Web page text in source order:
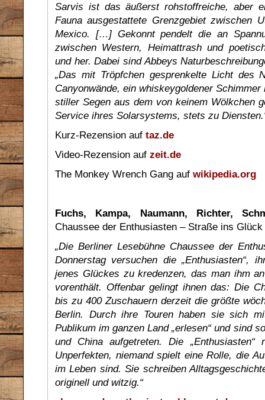
Sarvis ist das äußerst rohstoffreiche, aber
Fauna ausgestattete Grenzgebiet zwischen
Mexico. […] Gekonnt pendelt die an
zwischen Western, Heimattrash und
und her. Dabei sind Abbeys
„Das mit Tröpfchen gesprenkelte Licht des
Canyonwände, ein whiskeygoldener
stiller Segen aus dem von keinem Wölkchen
Service ihres Solarsystems, stets zu
Kurz-Rezension auf taz.de
Video-Rezension auf zeit.de
The Monkey Wrench Gang auf wikipedia.org
Fuchs, Kampa, Naumann, Richter,
Chaussee der Enthusiasten – Straße ins Glück
„Die Berliner Lesebühne Chaussee der
Donnerstag versuchen die „Enthusiasten“,
jenes Glückes zu kredenzen, das man ihm
vorenthält. Offenbar gelingt ihnen das: Die
bis zu 400 Zuschauern derzeit die größte
Berlin. Durch ihre Touren haben sie sich
Publikum im ganzen Land „erlesen“ und sind
und China aufgetreten. Die „Enthusiasten“
Unperfekten, niemand spielt eine Rolle, die
im Leben sind. Sie schreiben
originell und witzig.“